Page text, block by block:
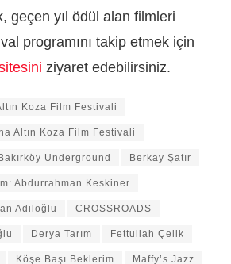
geçen yıl ödül alan filmleri
programını takip etmek için
ziyaret edebilirsiniz.
Koza Film Festivali
Altın Koza Film Festivali
Underground Berkay Şatır
Abdurrahman Keskiner
Adiloğlu CROSSROADS
Derya Tarım Fettullah Çelik
Köşe Başı Beklerim Maffy’s Jazz